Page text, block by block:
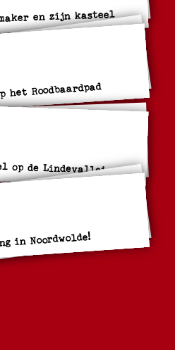
en zijn kasteel
het Roodbaardpad
op de Lindevallei
in Noordwolde!